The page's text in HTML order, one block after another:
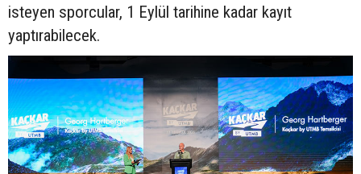
isteyen sporcular, 1 Eylül tarihine kadar kayıt
yaptırabilecek.